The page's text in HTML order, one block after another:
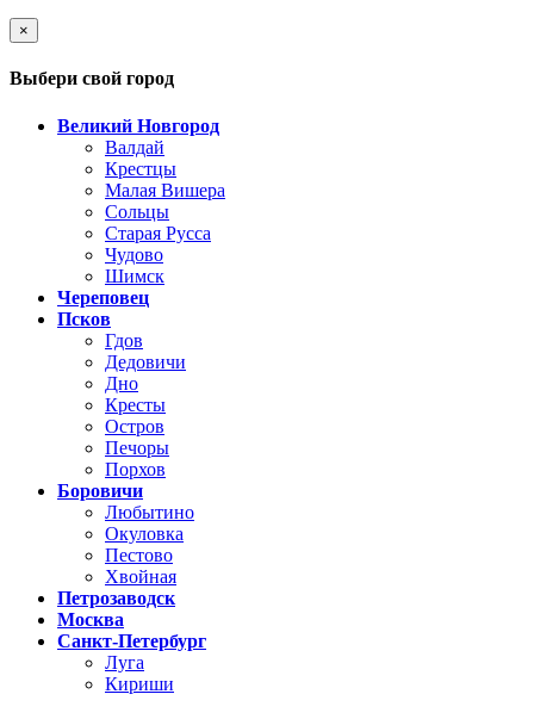
×
Выбери свой город
Великий Новгород
Валдай
Крестцы
Малая Вишера
Сольцы
Старая Русса
Чудово
Шимск
Череповец
Псков
Гдов
Дедовичи
Дно
Кресты
Остров
Печоры
Порхов
Боровичи
Любытино
Окуловка
Пестово
Хвойная
Петрозаводск
Москва
Санкт-Петербург
Луга
Кириши